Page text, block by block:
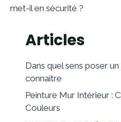
met-il en sécurité ?
Articles
Dans quel sens poser
connaître
Peinture Mur Intérieur :
Couleurs